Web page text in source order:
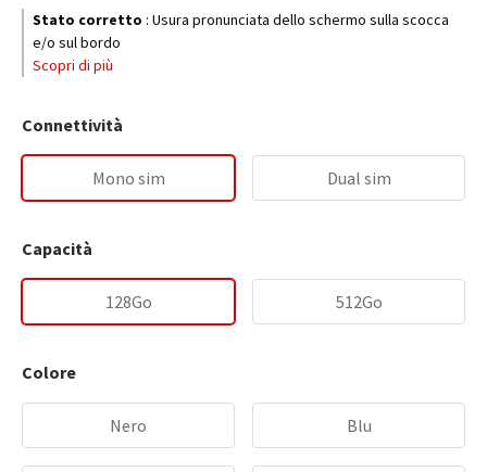
Stato corretto : Usura pronunciata dello schermo sulla scocca
e/o sul bordo
Scopri di più
Connettività
Mono sim Dual sim
Capacità
128Go 512Go
Colore
Nero Blu